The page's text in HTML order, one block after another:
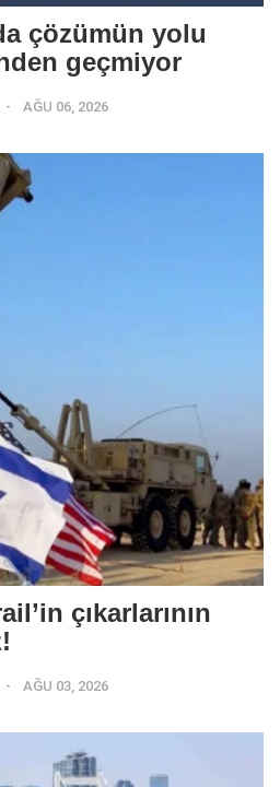
çözümün yolu
geçmiyor
AĞU 06, 2026
çıkarlarının
AĞU 03, 2026